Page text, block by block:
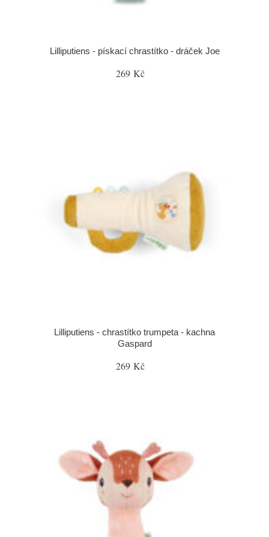
Lilliputiens - pískací chrastítko - dráček Joe
269 Kč
Lilliputiens - chrastítko trumpeta - kachna
Gaspard
269 Kč